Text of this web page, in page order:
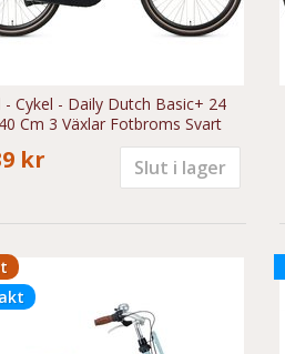
- Cykel - Daily Dutch Basic+ 24
Cm 3 Växlar Fotbroms Svart
kr Slut i lager